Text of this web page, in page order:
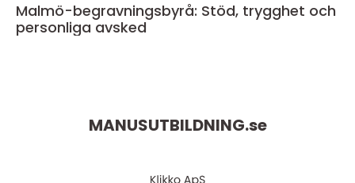
Malmö-begravningsbyrå: Stöd, trygghet och
personliga avsked
MANUSUTBILDNING.se